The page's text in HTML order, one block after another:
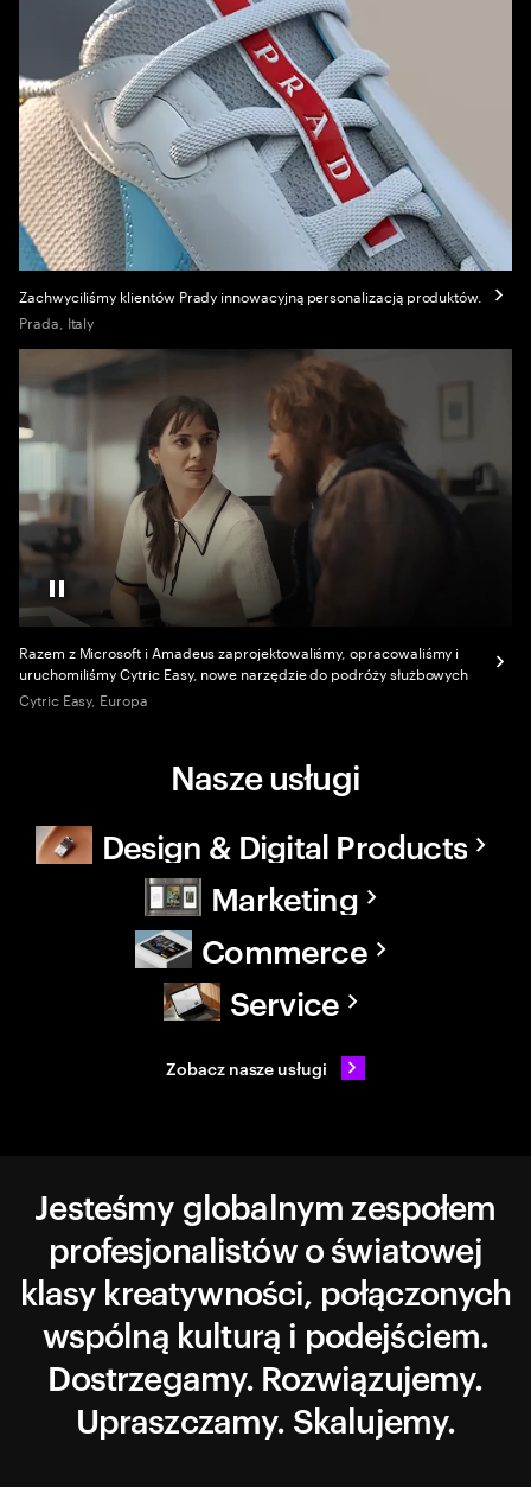
Zachwyciliśmy klientów Prady innowacyjną personalizacją produktów.
Prada, Italy
Pause
Razem z Microsoft i Amadeus zaprojektowaliśmy, opracowaliśmy i
uruchomiliśmy Cytric Easy, nowe narzędzie do podróży służbowych
Cytric Easy, Europa
Nasze usługi
Design & Digital Products
Marketing
Commerce
Service
Zobacz nasze usługi
Jesteśmy globalnym zespołem
profesjonalistów o światowej
klasy kreatywności, połączonych
wspólną kulturą i podejściem.
Dostrzegamy. Rozwiązujemy.
Upraszczamy. Skalujemy.